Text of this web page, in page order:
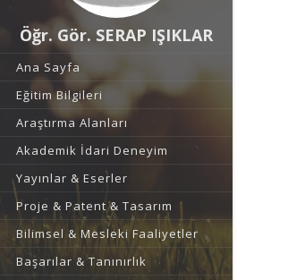
Öğr. Gör. SERAP IŞIKLAR
Ana Sayfa
Eğitim Bilgileri
Araştırma Alanları
Akademik İdari Deneyim
Yayınlar & Eserler
Proje & Patent & Tasarım
Bilimsel & Mesleki Faaliyetler
Başarılar & Tanınırlık